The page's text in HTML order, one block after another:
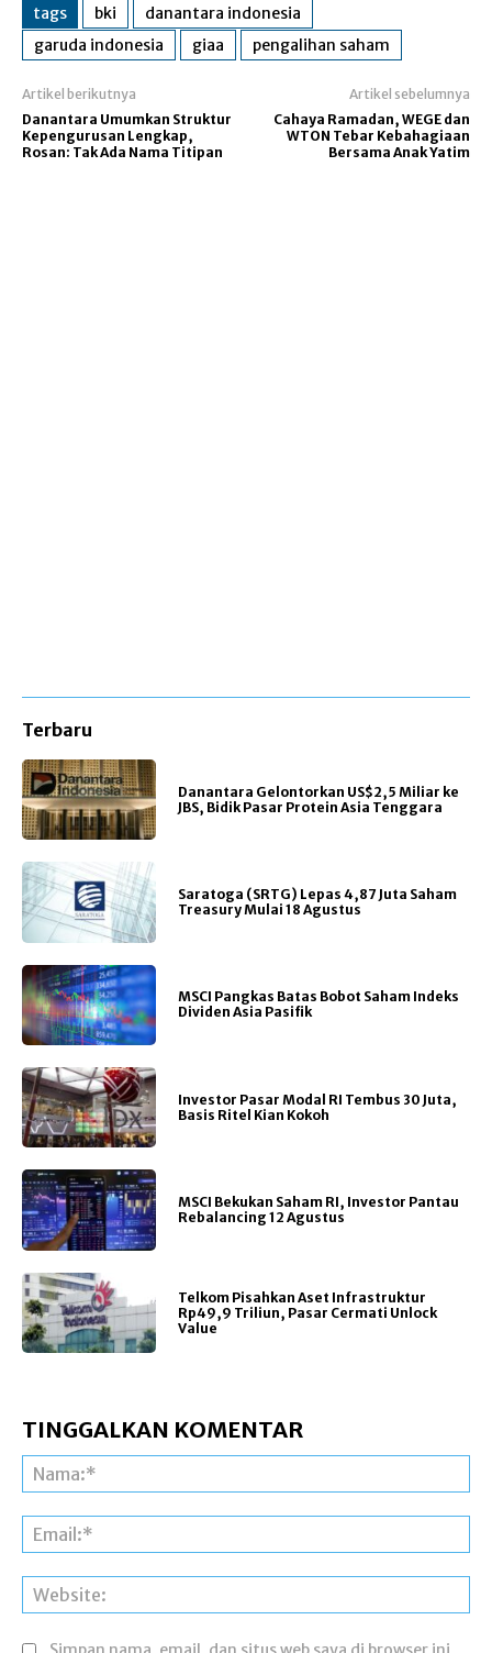
tags bki
danantara indonesia
garuda indonesia
giaa pengalihan saham
Artikel berikutnya
Danantara Umumkan Struktur
Kepengurusan Lengkap,
Rosan: Tak Ada Nama Titipan
Artikel sebelumnya
Cahaya Ramadan, WEGE dan
WTON Tebar Kebahagiaan
Bersama Anak Yatim
Terbaru
Danantara Gelontorkan US$2,5 Miliar ke
JBS, Bidik Pasar Protein Asia Tenggara
Saratoga (SRTG) Lepas 4,87 Juta Saham
Treasury Mulai 18 Agustus
MSCI Pangkas Batas Bobot Saham Indeks
Dividen Asia Pasifik
Investor Pasar Modal RI Tembus 30 Juta,
Basis Ritel Kian Kokoh
MSCI Bekukan Saham RI, Investor Pantau
Rebalancing 12 Agustus
Telkom Pisahkan Aset Infrastruktur
Rp49,9 Triliun, Pasar Cermati Unlock
Value
TINGGALKAN KOMENTAR